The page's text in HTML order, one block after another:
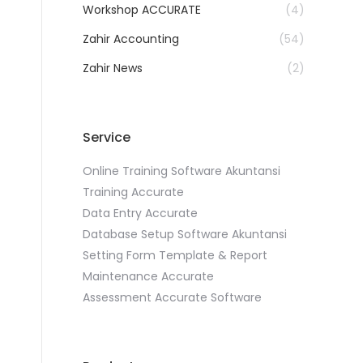
Workshop ACCURATE
(4)
Zahir Accounting
(54)
Zahir News
(2)
Service
Online Training Software Akuntansi
Training Accurate
Data Entry Accurate
Database Setup Software Akuntansi
Setting Form Template & Report
Maintenance Accurate
Assessment Accurate Software